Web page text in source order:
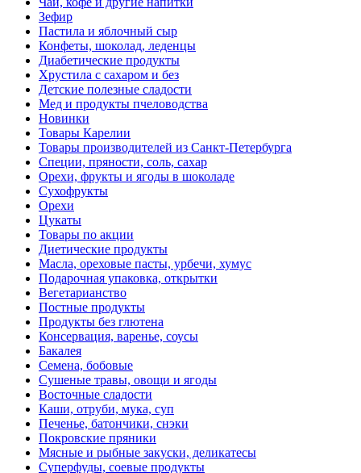
Зефир
Пастила и яблочный сыр
Конфеты, шоколад, леденцы
Диабетические продукты
Хрустила с сахаром и без
Детские полезные сладости
Мед и продукты пчеловодства
Новинки
Товары Карелии
Товары производителей из Санкт-Петербурга
Специи, пряности, соль, сахар
Орехи, фрукты и ягоды в шоколаде
Сухофрукты
Орехи
Цукаты
Товары по акции
Диетические продукты
Масла, ореховые пасты, урбечи, хумус
Подарочная упаковка, открытки
Вегетарианство
Постные продукты
Продукты без глютена
Консервация, варенье, соусы
Бакалея
Семена, бобовые
Сушеные травы, овощи и ягоды
Восточные сладости
Каши, отруби, мука, суп
Печенье, батончики, снэки
Покровские пряники
Мясные и рыбные закуски, деликатесы
Суперфуды, соевые продукты